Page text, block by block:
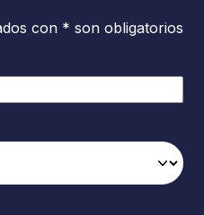
con * son obligatorios